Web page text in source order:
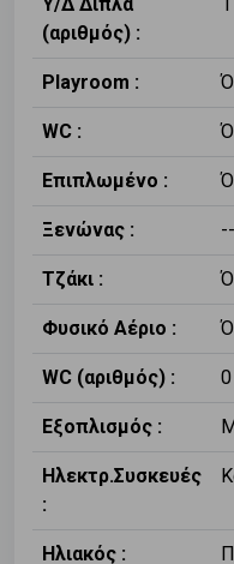
Υ/Δ Διπλά
(αριθμός) :
Playroom :
WC :
Επιπλωμένο :
Ξενώνας :
Τζάκι :
Φυσικό Αέριο :
WC (αριθμός) : 0
Εξοπλισμός :
Ηλεκτρ.Συσκευές
:
Ηλιακός :